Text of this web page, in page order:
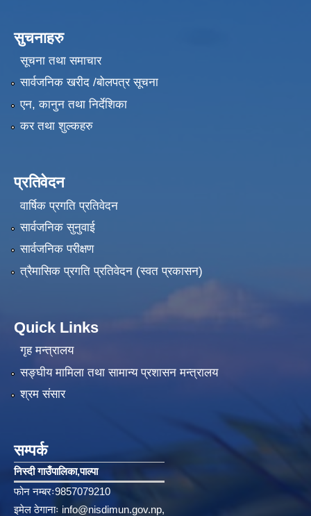
सुचनाहरु
सूचना तथा समाचार
सार्वजनिक खरीद /बोलपत्र सूचना
एन, कानुन तथा निर्देशिका
कर तथा शुल्कहरु
प्रतिवेदन
वार्षिक प्रगति प्रतिवेदन
सार्वजनिक सुनुवाई
सार्वजनिक परीक्षण
त्रैमासिक प्रगति प्रतिवेदन (स्वत प्रकासन)
Quick Links
गृह मन्त्रालय
सङ्‍घीय मामिला तथा सामान्य प्रशासन मन्त्रालय
श्रम संसार
सम्पर्क
निस्दी गाउँपालिका‚पाल्पा
फोन नम्बरः9857079210
इमेल ठेगानाः info@nisdimun.gov.np,